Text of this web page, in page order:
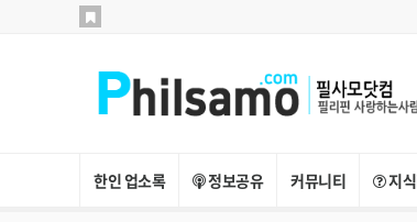
한인 업소록 정보공유 커뮤니티 지